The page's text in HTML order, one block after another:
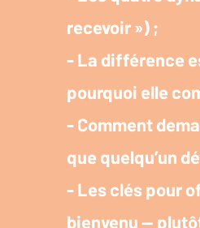
recevoir ») ;
- La différence
pourquoi elle
- Comment
que quelqu’un
- Les clés pour
bienvenu —